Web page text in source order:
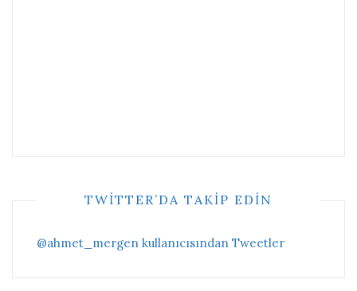
TWITTER’DA TAKIP EDIN
@ahmet_mergen kullanıcısından Tweetler